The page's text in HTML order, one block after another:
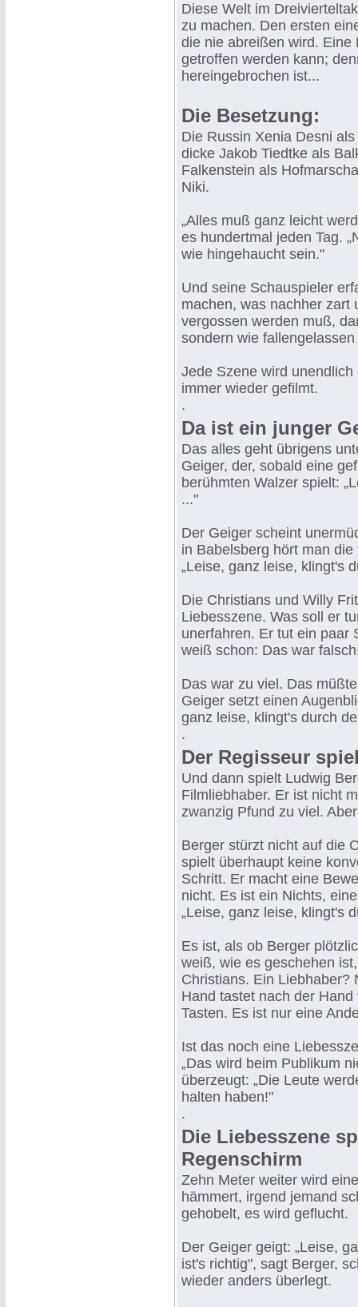
Diese Welt im
zu machen. Den ersten
die nie abreißen wird. Eine
getroffen werden kann;
hereingebrochen ist...
Die Besetzung:
Die Russin Xenia Desni
dicke Jakob Tiedtke als
Falkenstein als
Niki.
„Alles muß ganz leicht
es hundertmal jeden Tag.
wie hingehaucht sein."
Und seine Schauspieler
machen, was nachher zart
vergossen werden muß,
sondern wie
Jede Szene wird
immer wieder gefilmt.
.
Da ist ein junger
Das alles geht übrigens
Geiger, der, sobald eine
berühmten Walzer spielt:
..."
Der Geiger scheint
in Babelsberg hört man
„Leise, ganz leise, klingt's
Die Christians und Willy
Liebesszene. Was soll er
unerfahren. Er tut ein paar
weiß schon: Das war
Das war zu viel. Das
Geiger setzt einen
ganz leise, klingt's durch
.
Der Regisseur
Und dann spielt Ludwig
Filmliebhaber. Er ist nicht
zwanzig Pfund zu viel.
Berger stürzt nicht auf die
spielt überhaupt keine
Schritt. Er macht eine
nicht. Es ist ein Nichts,
„Leise, ganz leise, klingt's
Es ist, als ob Berger
weiß, wie es geschehen
Christians. Ein Liebhaber?
Hand tastet nach der
Tasten. Es ist nur eine
Ist das noch eine
„Das wird beim Publikum
überzeugt: „Die Leute
halten haben!"
.
Die Liebesszene
Regenschirm
Zehn Meter weiter wird
hämmert, irgend jemand
gehobelt, es wird geflucht.
Der Geiger geigt: „Leise,
ist's richtig", sagt Berger,
wieder anders überlegt.